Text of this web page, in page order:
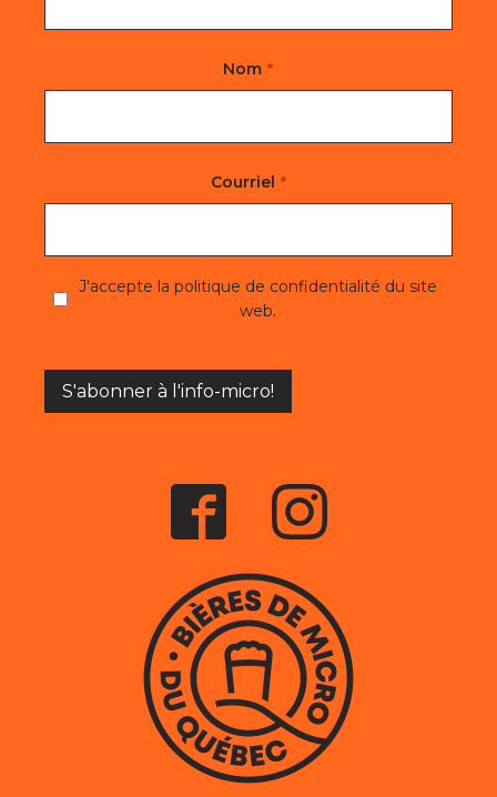
Nom
Courriel
J'accepte la politique de confidentialité du site
web.
S'abonner à l'info-micro!